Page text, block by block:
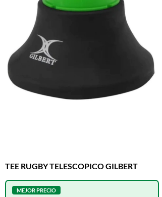
TEE RUGBY TELESCOPICO GILBERT